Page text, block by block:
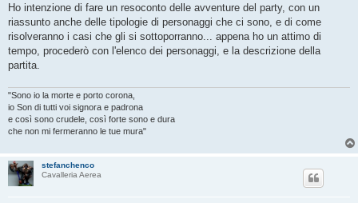
s
a
g
i
o
Ho intenzione di fare un resoconto delle avventure del party, con un
riassunto anche delle tipologie di personaggi che ci sono, e di come
risolveranno i casi che gli si sottoporranno... appena ho un attimo di
tempo, procederò con l'elenco dei personaggi, e la descrizione della
partita.
"Sono io la morte e porto corona,
io Son di tutti voi signora e padrona
e così sono crudele, così forte sono e dura
che non mi fermeranno le tue mura"
stefanchenco
Cavalleria Aerea